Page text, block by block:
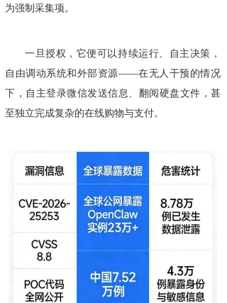
为强制采集项。
一旦授权，它便可以持续运行、自主决策，
自由调动系统和外部资源——在无人干预的情况
下，自主登录微信发送信息、翻阅硬盘文件，甚
至独立完成复杂的在线购物与支付。